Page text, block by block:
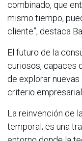
combinado, que
mismo tiempo,
cliente”, destaca
El futuro de la
curiosos, capaces
de explorar
criterio empresarial.
La reinvención de
temporal; es una